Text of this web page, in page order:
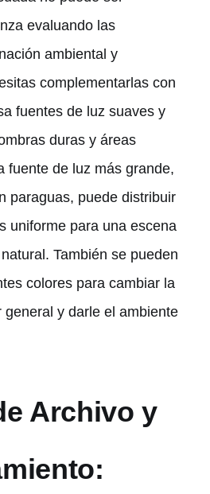
evaluando las
ambiental y
complementarlas con
fuentes de luz suaves y
duras y áreas
fuente de luz más grande,
paraguas, puede distribuir
uniforme para una escena
También se pueden
colores para cambiar la
y darle el ambiente
Archivo y